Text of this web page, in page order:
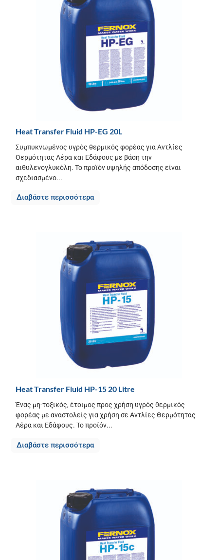
Heat Transfer Fluid HP-EG 20L
Συμπυκνωμένος υγρός θερμικός φορέας για Αντλίες
Θερμότητας Αέρα και Εδάφους με βάση την
αιθυλενογλυκόλη. Το προϊόν υψηλής απόδοσης είναι
σχεδιασμένο...
Διαβάστε περισσότερα
Heat Transfer Fluid HP-15 20 Litre
Ένας μη-τοξικός, έτοιμος προς χρήση υγρός θερμικός
φορέας με αναστολείς για χρήση σε Αντλίες Θερμότητας
Αέρα και Εδάφους. Το προϊόν...
Διαβάστε περισσότερα